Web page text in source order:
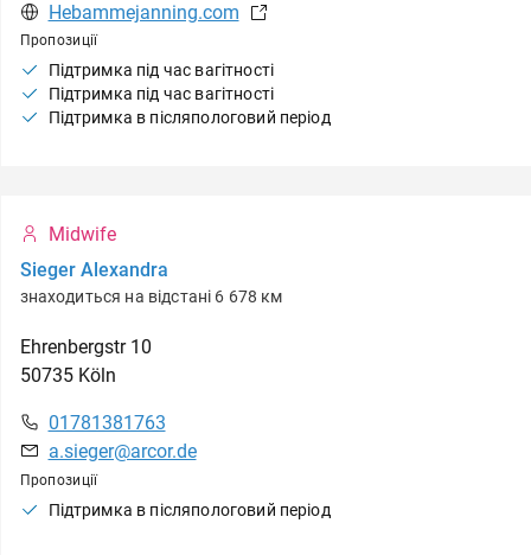
Hebammejanning.com
Пропозиції
Підтримка під час вагітності
Підтримка під час вагітності
Підтримка в післяпологовий період
Midwife
Sieger Alexandra
знаходиться на відстані 6 678 км
Ehrenbergstr 10
50735 Köln
01781381763
a.sieger@arcor.de
Пропозиції
Підтримка в післяпологовий період